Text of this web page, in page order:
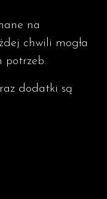
na
chwili mogła
potrzeb.
dodatki są